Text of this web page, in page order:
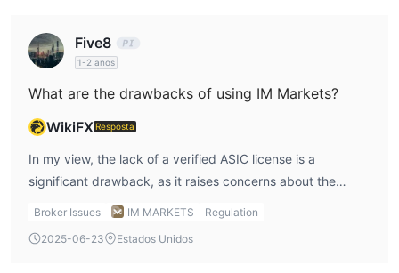
Five8
1-2 anos
What are the drawbacks of using IM Markets?
WikiFX Resposta
In my view, the lack of a verified ASIC license is a
significant drawback, as it raises concerns about the
platform’s trustworthiness. Additionally, the absence of
platforms for their advanced features. The high leverage
Broker Issues IM MARKETS
Regulation
2025-06-23
Estados Unidos